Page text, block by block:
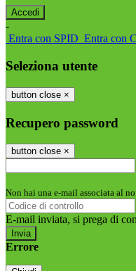
-
Entra con SPID Entra con
Seleziona utente
button close ×
Recupero password
button close ×
Non hai una e-mail associata al
E-mail inviata, si prega di
Errore